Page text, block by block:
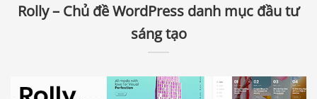
Rolly – Chủ đề WordPress danh mục đầu tư
sáng tạo